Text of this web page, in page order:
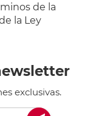
de la
la Ley
exclusivas.